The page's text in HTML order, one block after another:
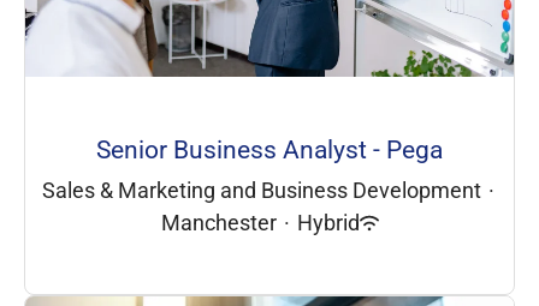
Senior Business Analyst - Pega
Sales & Marketing and Business Development ·
Manchester · Hybrid